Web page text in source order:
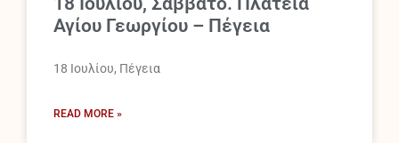
Αγίου Γεωργίου – Πέγεια
18 Ιουλίου, Πέγεια
READ MORE »